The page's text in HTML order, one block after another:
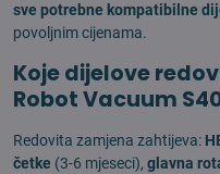
sve potrebne kompatibilne
povoljnim cijenama.
Koje dijelove
Robot Vacuum
Redovita zamjena zahtijeva:
četke (3-6 mjeseci), glavna